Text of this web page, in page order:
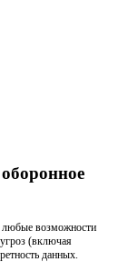
любые возможности
(включая
данных.